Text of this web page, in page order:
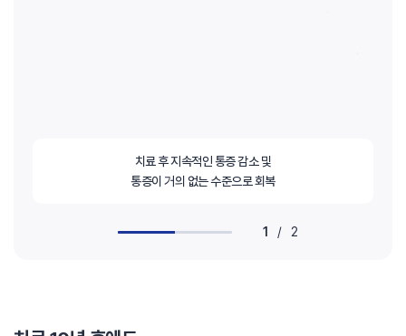
치료 후 지속적인 통증 감소 및
통증이 거의 없는 수준으로 회복
1 / 2